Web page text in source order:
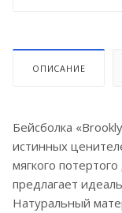
ОПИСАНИЕ
Бейсболка
истинных
мягкого
предлагает
Натуральный